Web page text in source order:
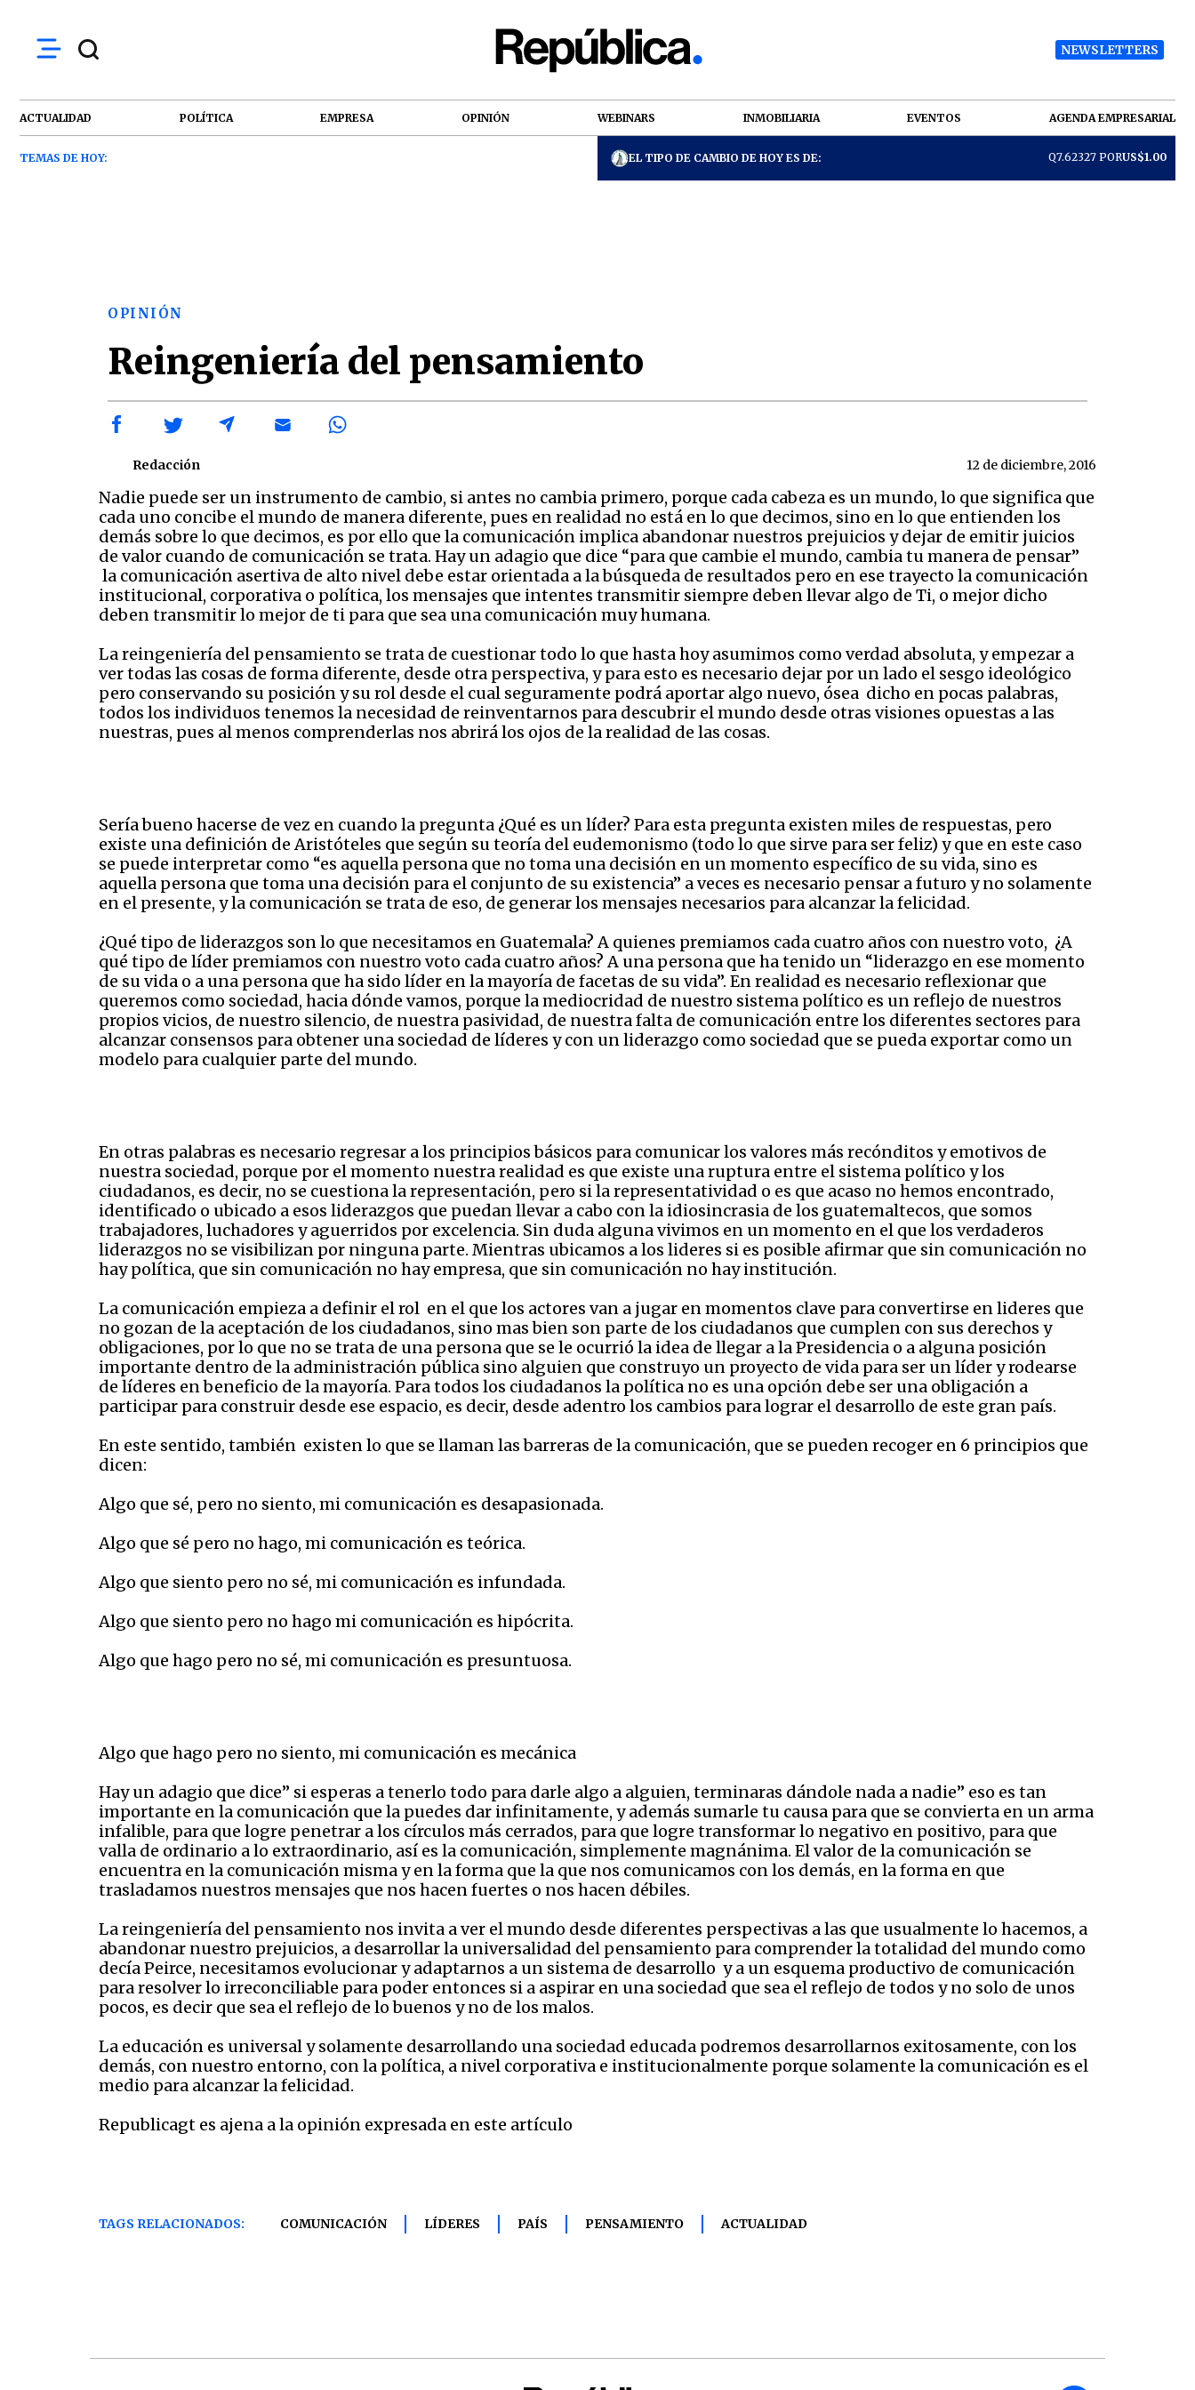
NEWSLETTERS
ACTUALIDAD POLÍTICA EMPRESA OPINIÓN WEBINARS INMOBILIARIA EVENTOS AGENDA EMPRESARIAL
TEMAS DE HOY: EL TIPO DE CAMBIO DE HOY ES DE: Q7.62327 PORUS$1.00
OPINIÓN
Reingeniería del pensamiento
Redacción 12 de diciembre, 2016
Nadie puede ser un instrumento de cambio, si antes no cambia primero, porque cada cabeza es un mundo, lo que significa que
cada uno concibe el mundo de manera diferente, pues en realidad no está en lo que decimos, sino en lo que entienden los
demás sobre lo que decimos, es por ello que la comunicación implica abandonar nuestros prejuicios y dejar de emitir juicios
de valor cuando de comunicación se trata. Hay un adagio que dice “para que cambie el mundo, cambia tu manera de pensar”
la comunicación asertiva de alto nivel debe estar orientada a la búsqueda de resultados pero en ese trayecto la comunicación
institucional, corporativa o política, los mensajes que intentes transmitir siempre deben llevar algo de Ti, o mejor dicho
deben transmitir lo mejor de ti para que sea una comunicación muy humana.
La reingeniería del pensamiento se trata de cuestionar todo lo que hasta hoy asumimos como verdad absoluta, y empezar a
ver todas las cosas de forma diferente, desde otra perspectiva, y para esto es necesario dejar por un lado el sesgo ideológico
pero conservando su posición y su rol desde el cual seguramente podrá aportar algo nuevo, ósea dicho en pocas palabras,
todos los individuos tenemos la necesidad de reinventarnos para descubrir el mundo desde otras visiones opuestas a las
nuestras, pues al menos comprenderlas nos abrirá los ojos de la realidad de las cosas.
Sería bueno hacerse de vez en cuando la pregunta ¿Qué es un líder? Para esta pregunta existen miles de respuestas, pero
existe una definición de Aristóteles que según su teoría del eudemonismo (todo lo que sirve para ser feliz) y que en este caso
se puede interpretar como “es aquella persona que no toma una decisión en un momento específico de su vida, sino es
aquella persona que toma una decisión para el conjunto de su existencia” a veces es necesario pensar a futuro y no solamente
en el presente, y la comunicación se trata de eso, de generar los mensajes necesarios para alcanzar la felicidad.
¿Qué tipo de liderazgos son lo que necesitamos en Guatemala? A quienes premiamos cada cuatro años con nuestro voto, ¿A
qué tipo de líder premiamos con nuestro voto cada cuatro años? A una persona que ha tenido un “liderazgo en ese momento
de su vida o a una persona que ha sido líder en la mayoría de facetas de su vida”. En realidad es necesario reflexionar que
queremos como sociedad, hacia dónde vamos, porque la mediocridad de nuestro sistema político es un reflejo de nuestros
propios vicios, de nuestro silencio, de nuestra pasividad, de nuestra falta de comunicación entre los diferentes sectores para
alcanzar consensos para obtener una sociedad de líderes y con un liderazgo como sociedad que se pueda exportar como un
modelo para cualquier parte del mundo.
En otras palabras es necesario regresar a los principios básicos para comunicar los valores más recónditos y emotivos de
nuestra sociedad, porque por el momento nuestra realidad es que existe una ruptura entre el sistema político y los
ciudadanos, es decir, no se cuestiona la representación, pero si la representatividad o es que acaso no hemos encontrado,
identificado o ubicado a esos liderazgos que puedan llevar a cabo con la idiosincrasia de los guatemaltecos, que somos
trabajadores, luchadores y aguerridos por excelencia. Sin duda alguna vivimos en un momento en el que los verdaderos
liderazgos no se visibilizan por ninguna parte. Mientras ubicamos a los lideres si es posible afirmar que sin comunicación no
hay política, que sin comunicación no hay empresa, que sin comunicación no hay institución.
La comunicación empieza a definir el rol en el que los actores van a jugar en momentos clave para convertirse en lideres que
no gozan de la aceptación de los ciudadanos, sino mas bien son parte de los ciudadanos que cumplen con sus derechos y
obligaciones, por lo que no se trata de una persona que se le ocurrió la idea de llegar a la Presidencia o a alguna posición
importante dentro de la administración pública sino alguien que construyo un proyecto de vida para ser un líder y rodearse
de líderes en beneficio de la mayoría. Para todos los ciudadanos la política no es una opción debe ser una obligación a
participar para construir desde ese espacio, es decir, desde adentro los cambios para lograr el desarrollo de este gran país.
En este sentido, también existen lo que se llaman las barreras de la comunicación, que se pueden recoger en 6 principios que
dicen:
Algo que sé, pero no siento, mi comunicación es desapasionada.
Algo que sé pero no hago, mi comunicación es teórica.
Algo que siento pero no sé, mi comunicación es infundada.
Algo que siento pero no hago mi comunicación es hipócrita.
Algo que hago pero no sé, mi comunicación es presuntuosa.
Algo que hago pero no siento, mi comunicación es mecánica
Hay un adagio que dice” si esperas a tenerlo todo para darle algo a alguien, terminaras dándole nada a nadie” eso es tan
importante en la comunicación que la puedes dar infinitamente, y además sumarle tu causa para que se convierta en un arma
infalible, para que logre penetrar a los círculos más cerrados, para que logre transformar lo negativo en positivo, para que
valla de ordinario a lo extraordinario, así es la comunicación, simplemente magnánima. El valor de la comunicación se
encuentra en la comunicación misma y en la forma que la que nos comunicamos con los demás, en la forma en que
trasladamos nuestros mensajes que nos hacen fuertes o nos hacen débiles.
La reingeniería del pensamiento nos invita a ver el mundo desde diferentes perspectivas a las que usualmente lo hacemos, a
abandonar nuestro prejuicios, a desarrollar la universalidad del pensamiento para comprender la totalidad del mundo como
decía Peirce, necesitamos evolucionar y adaptarnos a un sistema de desarrollo y a un esquema productivo de comunicación
para resolver lo irreconciliable para poder entonces si a aspirar en una sociedad que sea el reflejo de todos y no solo de unos
pocos, es decir que sea el reflejo de lo buenos y no de los malos.
La educación es universal y solamente desarrollando una sociedad educada podremos desarrollarnos exitosamente, con los
demás, con nuestro entorno, con la política, a nivel corporativa e institucionalmente porque solamente la comunicación es el
medio para alcanzar la felicidad.
Republicagt es ajena a la opinión expresada en este artículo
TAGS RELACIONADOS: COMUNICACIÓN LÍDERES PAÍS PENSAMIENTO ACTUALIDAD